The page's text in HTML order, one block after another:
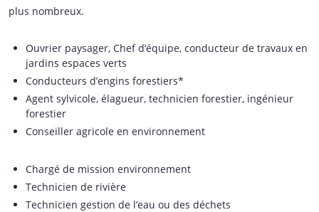
plus nombreux.
Ouvrier paysager, Chef d’équipe, conducteur de travaux en
jardins espaces verts
Conducteurs d’engins forestiers*
Agent sylvicole, élagueur, technicien forestier, ingénieur
forestier
Conseiller agricole en environnement
Chargé de mission environnement
Technicien de rivière
Technicien gestion de l’eau ou des déchets